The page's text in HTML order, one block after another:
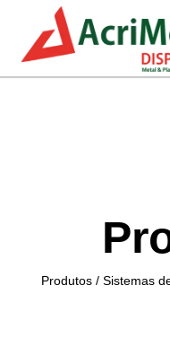
Produtos / Sistemas